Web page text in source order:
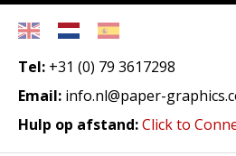
Tel: +31 (0) 79 3617298
Email: info.nl@paper-
Hulp op afstand:Click to